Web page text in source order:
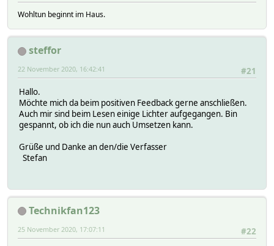
Wohltun beginnt im Haus.
steffor
#21
22 November 2020, 16:42:41
Hallo.
Möchte mich da beim positiven Feedback gerne anschließen.
Auch mir sind beim Lesen einige Lichter aufgegangen. Bin
gespannt, ob ich die nun auch Umsetzen kann.
Grüße und Danke an den/die Verfasser
Stefan
Technikfan123
#22
25 November 2020, 17:07:11